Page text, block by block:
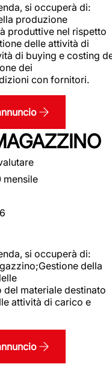
si occuperà di:
produzione
produttive nel rispetto
delle attività di
di buying e costing
dei
con fornitori.
mensile
si occuperà di:
della
materiale destinato
attività di carico e